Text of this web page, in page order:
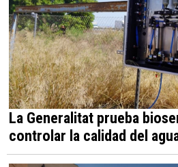
La Generalitat prueba
controlar la calidad del